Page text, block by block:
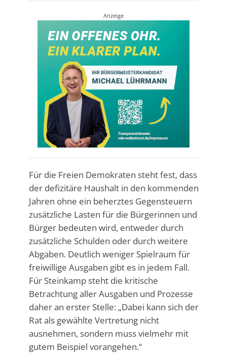
Anzeige
Für die Freien Demokraten steht fest, dass
der defizitäre Haushalt in den kommenden
Jahren ohne ein beherztes Gegensteuern
zusätzliche Lasten für die Bürgerinnen und
Bürger bedeuten wird, entweder durch
zusätzliche Schulden oder durch weitere
Abgaben. Deutlich weniger Spielraum für
freiwillige Ausgaben gibt es in jedem Fall.
Für Steinkamp steht die kritische
Betrachtung aller Ausgaben und Prozesse
daher an erster Stelle: „Dabei kann sich der
Rat als gewählte Vertretung nicht
ausnehmen, sondern muss vielmehr mit
gutem Beispiel vorangehen.“